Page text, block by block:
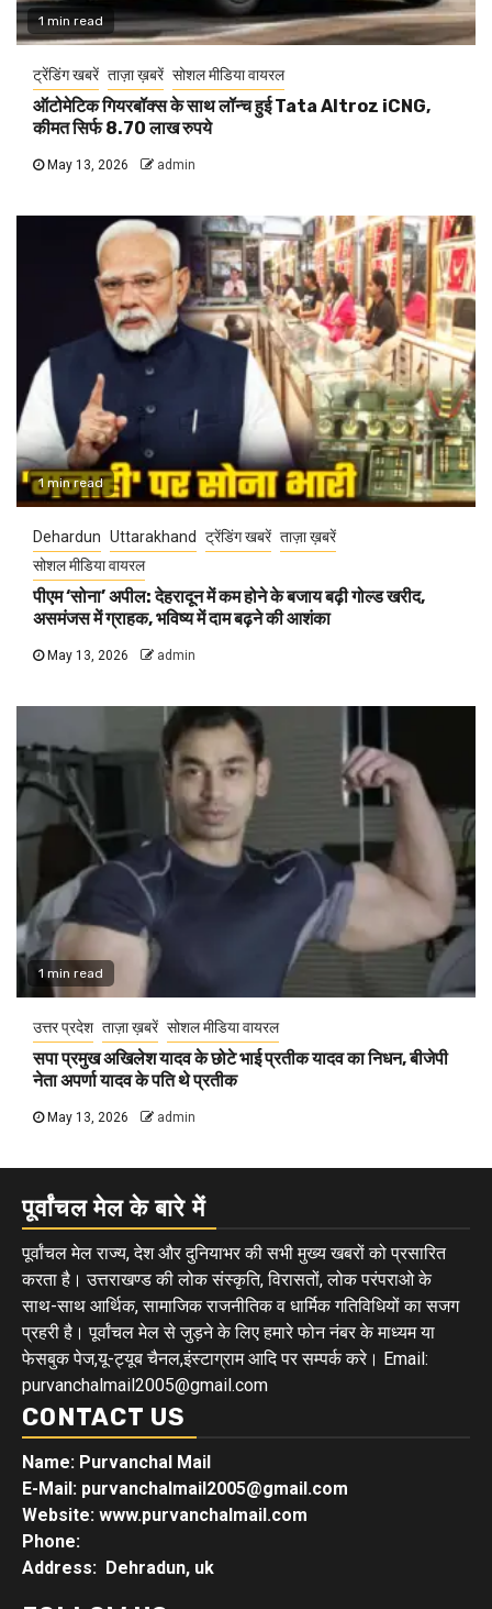
1 min read
ट्रेंडिंग खबरें ताज़ा ख़बरें सोशल मीडिया वायरल
ऑटोमेटिक गियरबॉक्स के साथ लॉन्च हुई Tata Altroz iCNG,
कीमत सिर्फ 8.70 लाख रुपये
May 13, 2026 admin
1 min read
Dehardun Uttarakhand ट्रेंडिंग खबरें ताज़ा ख़बरें
सोशल मीडिया वायरल
पीएम ‘सोना’ अपील: देहरादून में कम होने के बजाय बढ़ी गोल्ड खरीद,
असमंजस में ग्राहक, भविष्य में दाम बढ़ने की आशंका
May 13, 2026 admin
1 min read
उत्तर प्रदेश ताज़ा ख़बरें सोशल मीडिया वायरल
सपा प्रमुख अखिलेश यादव के छोटे भाई प्रतीक यादव का निधन, बीजेपी
नेता अपर्णा यादव के पति थे प्रतीक
May 13, 2026 admin
पूर्वांचल मेल के बारे में
पूर्वांचल मेल राज्य, देश और दुनियाभर की सभी मुख्य खबरों को प्रसारित
करता है। उत्तराखण्ड की लोक संस्कृति, विरासतों, लोक परंपराओ के
साथ-साथ आर्थिक, सामाजिक राजनीतिक व धार्मिक गतिविधियों का सजग
प्रहरी है। पूर्वांचल मेल से जुड़ने के लिए हमारे फोन नंबर के माध्यम या
फेसबुक पेज,यू-ट्यूब चैनल,इंस्टाग्राम आदि पर सम्पर्क करे। Email:
purvanchalmail2005@gmail.com
CONTACT US
Name: Purvanchal Mail
E-Mail: purvanchalmail2005@gmail.com
Website: www.purvanchalmail.com
Phone:
Address: Dehradun, uk